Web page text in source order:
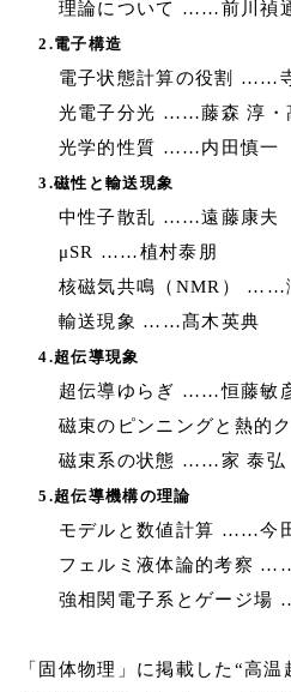
理論について ……前川禎
2.電子構造
電子状態計算の役割 ……寺
光電子分光 ……藤森 淳・
光学的性質 ……内田慎一
3.磁性と輸送現象
中性子散乱 ……遠藤康夫
μSR ……植村泰朋
核磁気共鳴（NMR） ……
輸送現象 ……髙木英典
4.超伝導現象
超伝導ゆらぎ ……恒藤敏彦
磁束のピンニングと熱的
磁束系の状態 ……家 泰弘
5.超伝導機構の理論
モデルと数値計算 ……今
フェルミ液体論的考察 ……
強相関電子系とゲージ場
「固体物理」に掲載した“高